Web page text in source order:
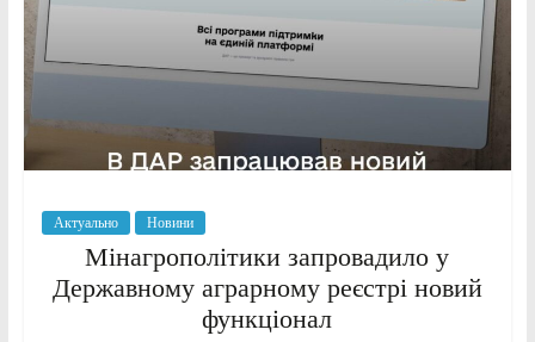
Актуально Новини
Мінагрополітики запровадило у
Державному аграрному реєстрі новий
функціонал